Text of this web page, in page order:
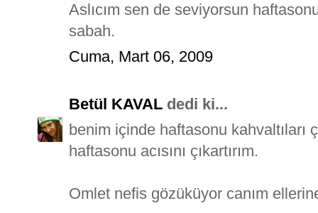
Aslıcım sen de seviyorsun
sabah.
Cuma, Mart 06, 2009
Betül KAVAL dedi ki...
benim içinde haftasonu kahvaltıları
haftasonu acısını çıkartırım.
Omlet nefis gözüküyor canım